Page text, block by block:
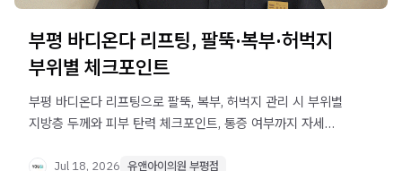
부평 바디온다 리프팅, 팔뚝·복부·허벅지
부위별 체크포인트
부평 바디온다 리프팅으로 팔뚝, 복부, 허벅지 관리 시 부위별
지방층 두께와 피부 탄력 체크포인트, 통증 여부까지 자세히
Jul 18, 2026 유앤아이의원 부평점